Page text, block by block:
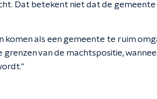
Dat betekent niet dat de
komen als een gemeente te ruim
grenzen van de machtspositie,